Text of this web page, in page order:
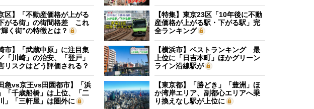
区】「不動産価格が上がる
がる街」の街間格差 これ
く街”の特徴とは？
【特集】東京23区「10年後に不動
産価格が上がる駅・下がる駅」完
全ランキング
市】「武蔵中原」に注目集
「川崎」の治安、「登戸」
リスクはどう評価される？
【横浜市】ベストランキング 最
上位に「日吉本町」ほかグリーン
ライン沿線駅が
急vs京王vs田園都市】「浜
「千歳船橋」は上位、「二
」「三軒屋」は圏外に
【東京都】「勝どき」「豊洲」ほ
か湾岸エリア、副都心エリアへ乗
り換えなし駅が上位に